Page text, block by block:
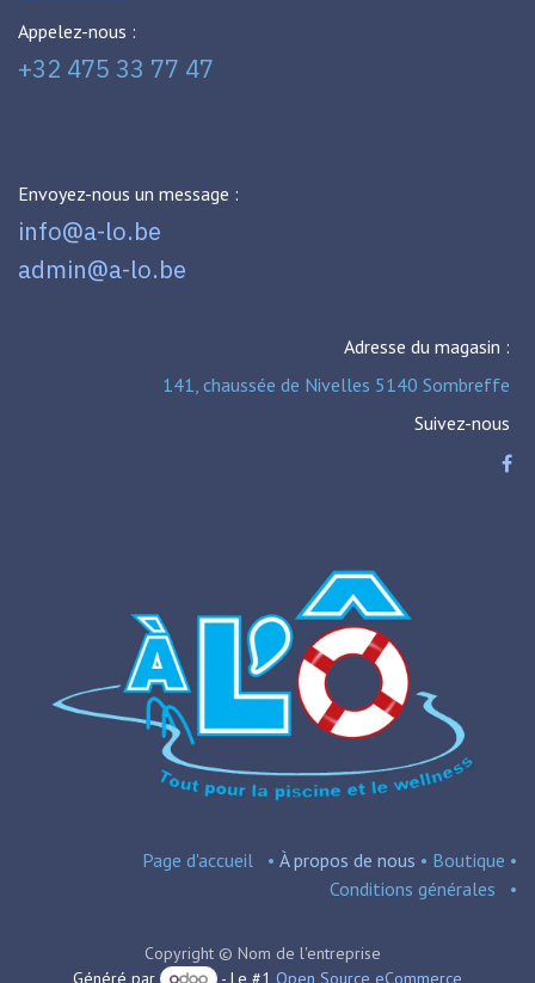
Appelez-nous :
+32 475 33 77 47
Envoyez-nous un message :
info@a-lo.be
admin@a-lo.be
Adresse du magasin :
141, chaussée de Nivelles 5140 Sombreffe
Suivez-nous
Page d'accueil • À propos de nous • Boutique •
Conditions générales •
Copyright © Nom de l'entreprise
Généré par
- Le #1 Open Source eCommerce